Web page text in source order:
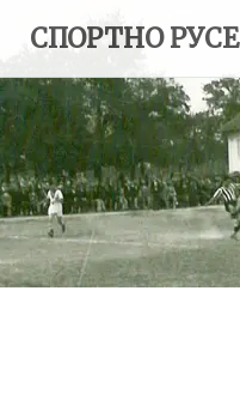
content
СПОРТНО РУСЕ